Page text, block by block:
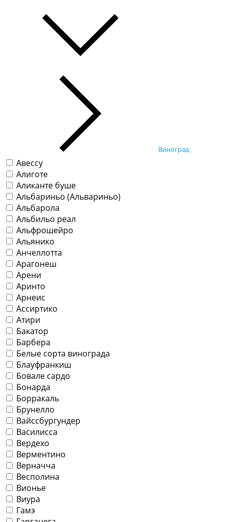
Виноград
Авессу
Алиготе
Аликанте буше
Альбариньо (Альвариньо)
Альбарола
Альбильо реал
Альфрошейро
Альянико
Анчеллотта
Арагонеш
Арени
Аринто
Арнеис
Ассиртико
Атири
Бакатор
Барбера
Белые сорта винограда
Блауфранкиш
Бовале сардо
Бонарда
Борракаль
Брунелло
Вайссбургундер
Василисса
Вердехо
Верментино
Верначча
Весполина
Вионье
Виура
Гамэ